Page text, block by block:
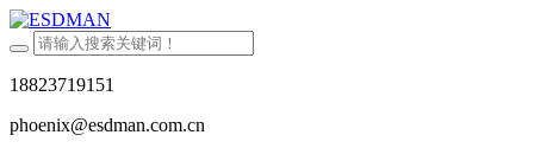
18823719151
phoenix@esdman.com.cn